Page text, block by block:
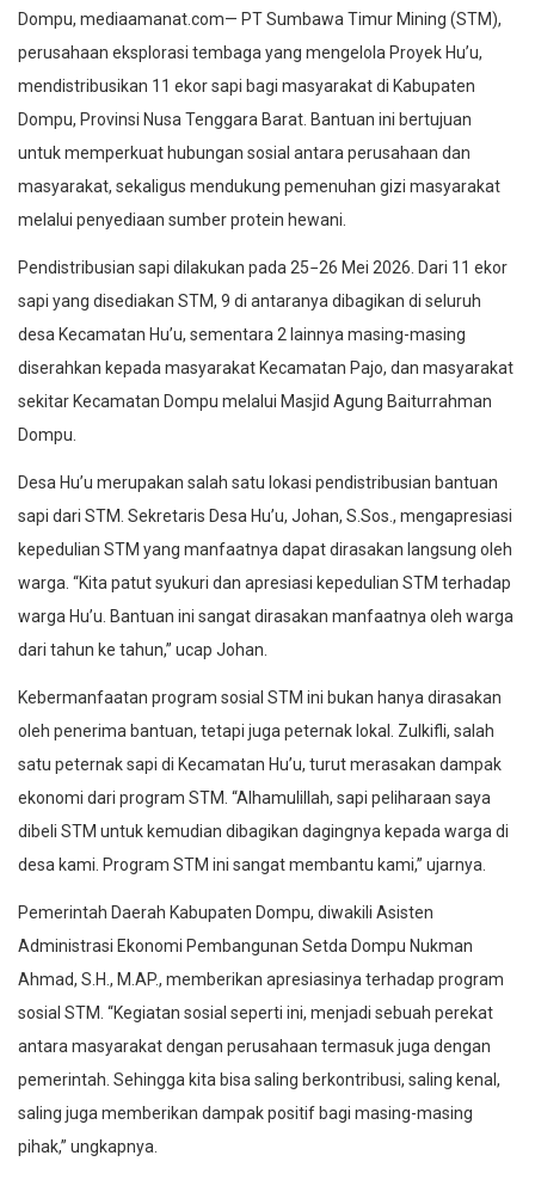
Dompu, mediaamanat.com— PT Sumbawa Timur Mining (STM),
perusahaan eksplorasi tembaga yang mengelola Proyek Hu’u,
mendistribusikan 11 ekor sapi bagi masyarakat di Kabupaten
Dompu, Provinsi Nusa Tenggara Barat. Bantuan ini bertujuan
untuk memperkuat hubungan sosial antara perusahaan dan
masyarakat, sekaligus mendukung pemenuhan gizi masyarakat
melalui penyediaan sumber protein hewani.
Pendistribusian sapi dilakukan pada 25−26 Mei 2026. Dari 11 ekor
sapi yang disediakan STM, 9 di antaranya dibagikan di seluruh
desa Kecamatan Hu’u, sementara 2 lainnya masing-masing
diserahkan kepada masyarakat Kecamatan Pajo, dan masyarakat
sekitar Kecamatan Dompu melalui Masjid Agung Baiturrahman
Dompu.
Desa Hu’u merupakan salah satu lokasi pendistribusian bantuan
sapi dari STM. Sekretaris Desa Hu’u, Johan, S.Sos., mengapresiasi
kepedulian STM yang manfaatnya dapat dirasakan langsung oleh
warga. “Kita patut syukuri dan apresiasi kepedulian STM terhadap
warga Hu’u. Bantuan ini sangat dirasakan manfaatnya oleh warga
dari tahun ke tahun,” ucap Johan.
Kebermanfaatan program sosial STM ini bukan hanya dirasakan
oleh penerima bantuan, tetapi juga peternak lokal. Zulkifli, salah
satu peternak sapi di Kecamatan Hu’u, turut merasakan dampak
ekonomi dari program STM. “Alhamulillah, sapi peliharaan saya
dibeli STM untuk kemudian dibagikan dagingnya kepada warga di
desa kami. Program STM ini sangat membantu kami,” ujarnya.
Pemerintah Daerah Kabupaten Dompu, diwakili Asisten
Administrasi Ekonomi Pembangunan Setda Dompu Nukman
Ahmad, S.H., M.AP., memberikan apresiasinya terhadap program
sosial STM. “Kegiatan sosial seperti ini, menjadi sebuah perekat
antara masyarakat dengan perusahaan termasuk juga dengan
pemerintah. Sehingga kita bisa saling berkontribusi, saling kenal,
saling juga memberikan dampak positif bagi masing-masing
pihak,” ungkapnya.